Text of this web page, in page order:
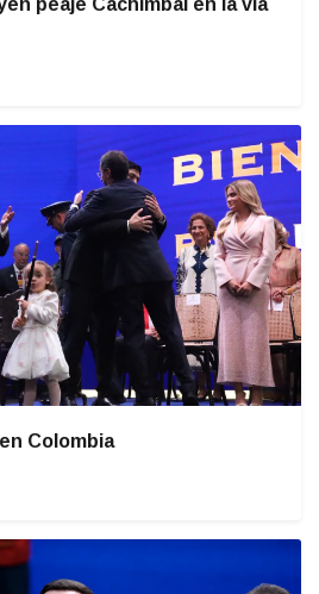
peaje Cachimbal en la vía
Colombia